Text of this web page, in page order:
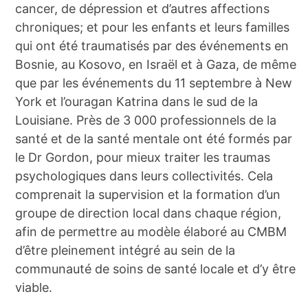
cancer, de dépression et d’autres affections
chroniques; et pour les enfants et leurs familles
qui ont été traumatisés par des événements en
Bosnie, au Kosovo, en Israël et à Gaza, de même
que par les événements du 11 septembre à New
York et l’ouragan Katrina dans le sud de la
Louisiane. Près de 3 000 professionnels de la
santé et de la santé mentale ont été formés par
le Dr Gordon, pour mieux traiter les traumas
psychologiques dans leurs collectivités. Cela
comprenait la supervision et la formation d’un
groupe de direction local dans chaque région,
afin de permettre au modèle élaboré au CMBM
d’être pleinement intégré au sein de la
communauté de soins de santé locale et d’y être
viable.